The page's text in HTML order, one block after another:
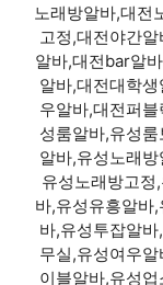
노래방알바,대전
고정,대전야간
알바,대전bar알
알바,대전대학
우알바,대전퍼
성룸알바,유성
알바,유성노래
유성노래방고정
바,유성유흥알바
바,유성투잡알
무실,유성여우
이블알바,유성